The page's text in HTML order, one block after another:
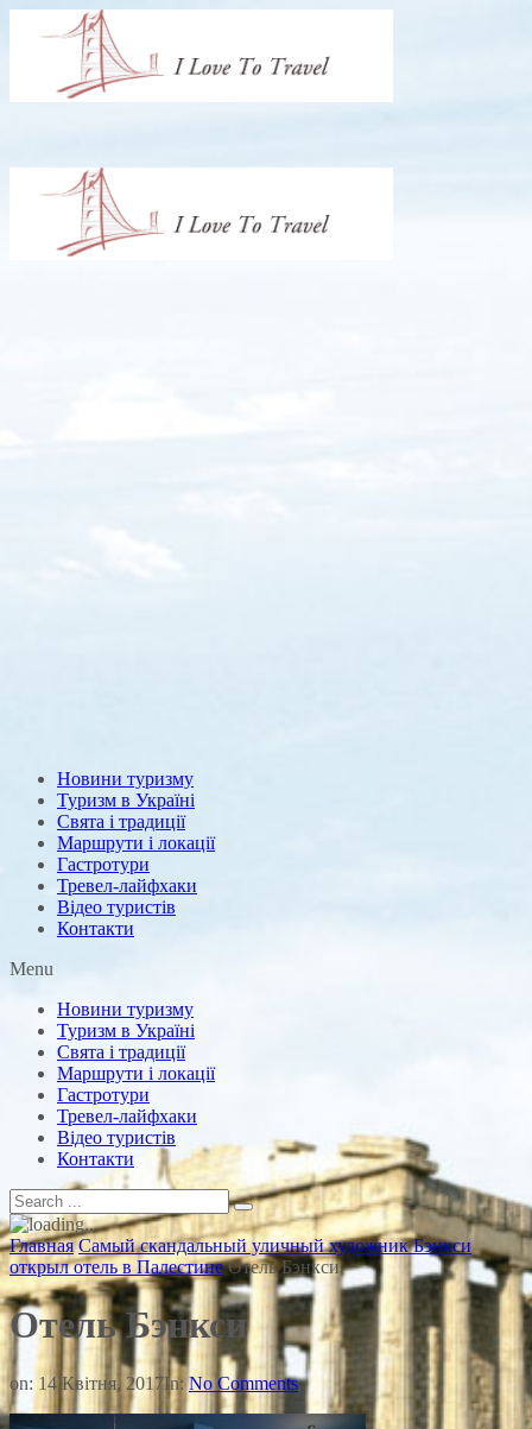
Новини туризму
Туризм в Україні
Свята і традиції
Маршрути і локації
Гастротури
Тревел-лайфхаки
Відео туристів
Контакти
Menu
Новини туризму
Туризм в Україні
Свята і традиції
Маршрути і локації
Гастротури
Тревел-лайфхаки
Відео туристів
Контакти
Главная Самый скандальный уличный художник Бэнкси
открыл отель в Палестине Отель Бэнкси
Отель Бэнкси
on: 14 Квітня, 2017In:No Comments